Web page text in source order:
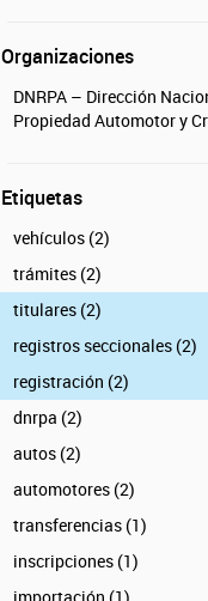
Organizaciones
DNRPA – Dirección
Propiedad Automotor y
Etiquetas
vehículos (2)
trámites (2)
titulares (2)
registros seccionales (2)
registración (2)
dnrpa (2)
autos (2)
automotores (2)
transferencias (1)
inscripciones (1)